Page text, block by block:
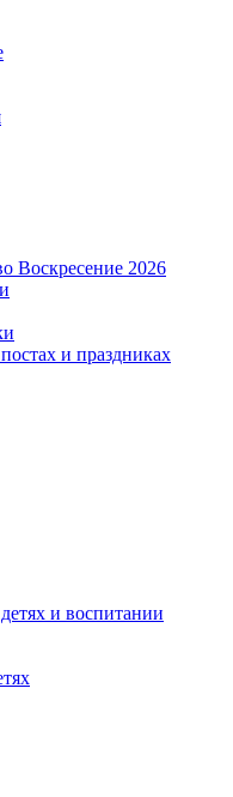
Воскресение 2026
и праздниках
и воспитании